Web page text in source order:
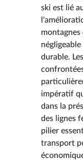
ski est lié
durable.
impératif
dans la
des lignes
pilier
transport